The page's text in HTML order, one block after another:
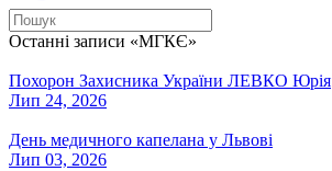
Останні записи «МГКЄ»
Похорон Захисника України ЛЕВКО Юрія
Лип 24, 2026
День медичного капелана у Львові
Лип 03, 2026